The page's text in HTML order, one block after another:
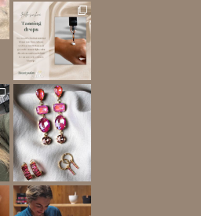
Bij aankoop van een Marc
In
Tijdens de wintermaanden heeft